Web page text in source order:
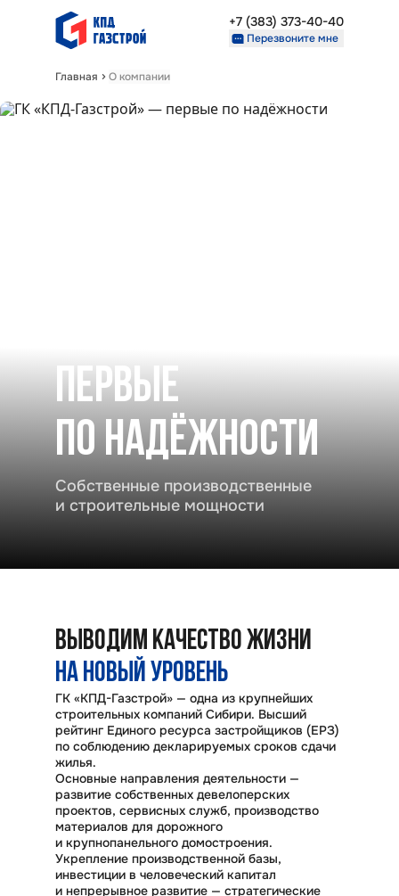
+7 (383) 373-40-40
Перезвоните мне
Недвижимость
Проекты
Главная О компании
ПЕРВЫЕ
ПО НАДЁЖНОСТИ
Собственные производственные
и строительные мощности
ВЫВОДИМ КАЧЕСТВО ЖИЗНИ
НА НОВЫЙ УРОВЕНЬ
ГК «КПД-Газстрой» — одна из крупнейших
строительных компаний Сибири. Высший
рейтинг Единого ресурса застройщиков (ЕРЗ)
по соблюдению декларируемых сроков сдачи
жилья.
Основные направления деятельности —
развитие собственных девелоперских
проектов, сервисных служб, производство
материалов для дорожного
и крупнопанельного домостроения.
Укрепление производственной базы,
инвестиции в человеческий капитал
и непрерывное развитие — стратегические